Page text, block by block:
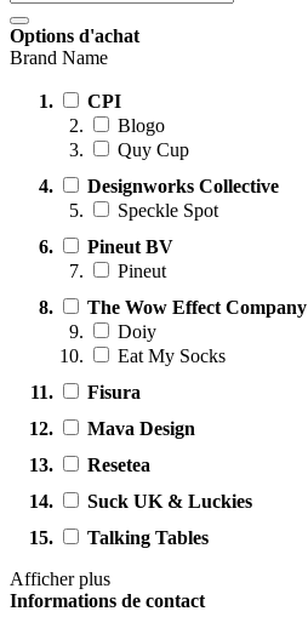
Options d'achat
Brand Name
CPI
Blogo
Quy Cup
Designworks Collective
Speckle Spot
Pineut BV
Pineut
The Wow Effect Company
Doiy
Eat My Socks
Fisura
Mava Design
Resetea
Suck UK & Luckies
Talking Tables
Afficher plus
Informations de contact